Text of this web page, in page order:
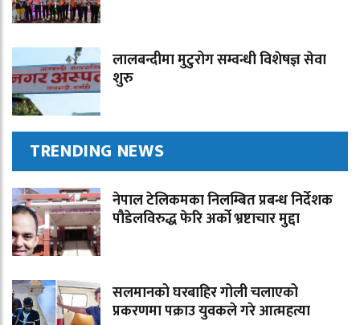
लालबन्दीमा मुटुरोग सम्वन्धी विशेषज्ञ सेवा
शुरु
TRENDING NEWS
नेपाल टेलिकमका निलम्बित प्रबन्ध निर्देशक
पौडेलविरुद्ध फेरि अर्को भ्रष्टाचार मुद्दा
सलमानको घरबाहिर गोली चलाएको
प्रकरणमा पक्राउ युवकले गरे आत्महत्या